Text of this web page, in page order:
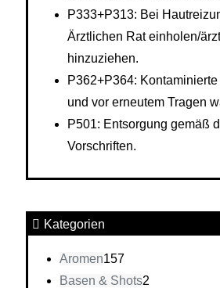
P333+P313: Bei
Ärztlichen Rat einholen/
hinzuziehen.
P362+P364:
und vor erneutem Tragen
P501: Entsorgung gemäß
Vorschriften.
Kategorien
Aromen157
Basen & Shots2